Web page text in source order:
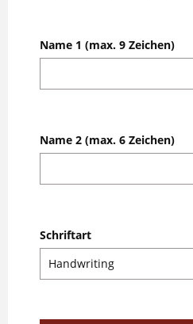
Name 1 (max. 9 Zeichen)
Name 2 (max. 6 Zeichen)
Schriftart